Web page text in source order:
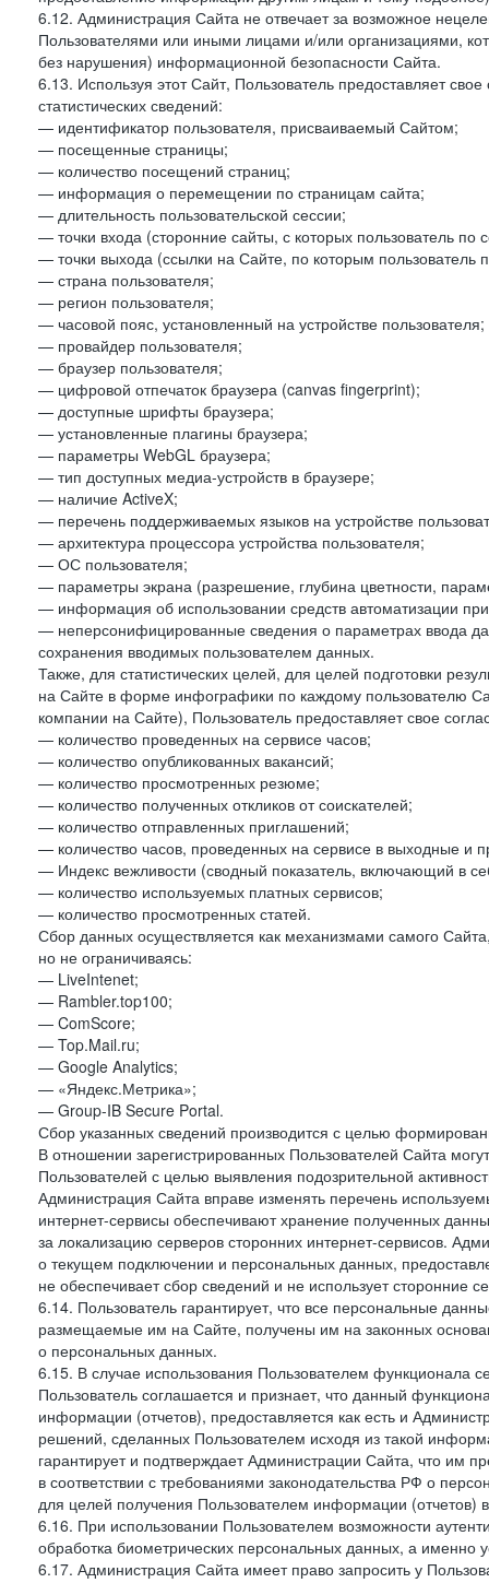
6.12. Администрация Сайта не отвечает за возможное
Пользователями или иными лицами и/или организациями,
без нарушения) информационной безопасности Сайта.
6.13. Используя этот Сайт, Пользователь предоставляет
статистических сведений:
— идентификатор пользователя, присваиваемый Сайтом;
— посещенные страницы;
— количество посещений страниц;
— информация о перемещении по страницам сайта;
— длительность пользовательской сессии;
— точки входа (сторонние сайты, с которых пользователь по
— точки выхода (ссылки на Сайте, по которым пользователь
— страна пользователя;
— регион пользователя;
— часовой пояс, установленный на устройстве пользователя;
— провайдер пользователя;
— браузер пользователя;
— цифровой отпечаток браузера (canvas fingerprint);
— доступные шрифты браузера;
— установленные плагины браузера;
— параметры WebGL браузера;
— тип доступных медиа-устройств в браузере;
— наличие ActiveX;
— перечень поддерживаемых языков на устройстве
— архитектура процессора устройства пользователя;
— ОС пользователя;
— параметры экрана (разрешение, глубина цветности,
— информация об использовании средств автоматизации
— неперсонифицированные сведения о параметрах ввода
сохранения вводимых пользователем данных.
Также, для статистических целей, для целей подготовки
на Сайте в форме инфографики по каждому пользователю
компании на Сайте), Пользователь предоставляет свое
— количество проведенных на сервисе часов;
— количество опубликованных вакансий;
— количество просмотренных резюме;
— количество полученных откликов от соискателей;
— количество отправленных приглашений;
— количество часов, проведенных на сервисе в выходные и
— Индекс вежливости (сводный показатель, включающий в
— количество используемых платных сервисов;
— количество просмотренных статей.
Сбор данных осуществляется как механизмами самого
но не ограничиваясь:
— LiveIntenet;
— Rambler.top100;
— ComScore;
— Top.Mail.ru;
— Google Analytics;
— «Яндекс.Метрика»;
— Group-IB Secure Portal.
Сбор указанных сведений производится с целью
В отношении зарегистрированных Пользователей Сайта
Пользователей с целью выявления подозрительной
Администрация Сайта вправе изменять перечень
интернет-сервисы обеспечивают хранение полученных
за локализацию серверов сторонних интернет-сервисов.
о текущем подключении и персональных данных,
не обеспечивает сбор сведений и не использует
6.14. Пользователь гарантирует, что все персональные
размещаемые им на Сайте, получены им на законных
о персональных данных.
6.15. В случае использования Пользователем функционала
Пользователь соглашается и признает, что данный
информации (отчетов), предоставляется как есть и
решений, сделанных Пользователем исходя из такой
гарантирует и подтверждает Администрации Сайта, что им
в соответствии с требованиями законодательства РФ о
для целей получения Пользователем информации (отчетов)
6.16. При использовании Пользователем возможности
обработка биометрических персональных данных, а именно
6.17. Администрация Сайта имеет право запросить у